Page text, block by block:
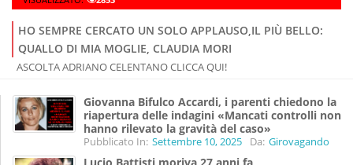
HO SEMPRE CERCATO UN SOLO APPLAUSO,IL PIÙ BELLO:
QUALLO DI MIA MOGLIE, CLAUDIA MORI
ASCOLTA ADRIANO CELENTANO CLICCA QUI!
Giovanna Bifulco Accardi, i parenti chiedono la
riapertura delle indagini «Mancati controlli non
hanno rilevato la gravità del caso»
Pubblicato In: Settembre 10, 2025 Da: Girovagando